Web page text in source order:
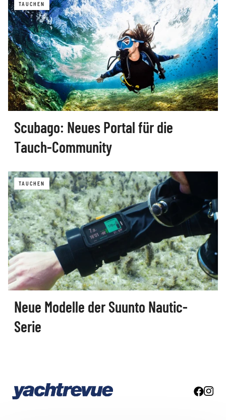
TAUCHEN
Scubago: Neues Portal für die
Tauch-Community
TAUCHEN
Neue Modelle der Suunto Nautic-
Serie